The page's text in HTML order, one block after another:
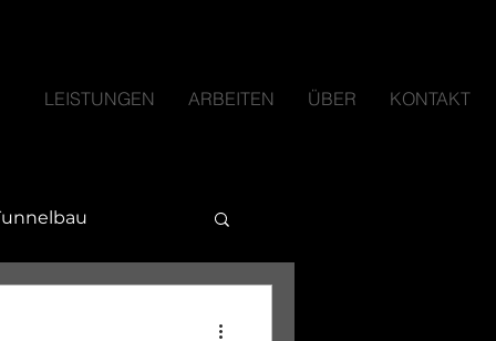
LEISTUNGEN ARBEITEN ÜBER KONTAKT